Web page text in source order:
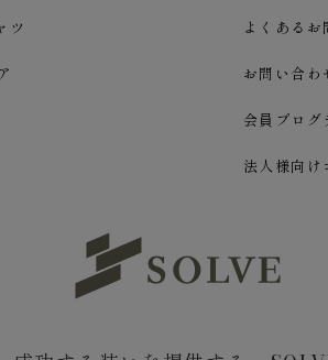
ツ よくあるお
お問い合わ
会員プログ
法人様向け